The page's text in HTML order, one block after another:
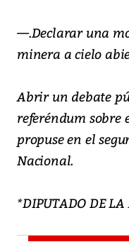
—.Declarar una
minera a cielo
Abrir un debate
referéndum sobre
propuse en el
Nacional.
*DIPUTADO DE